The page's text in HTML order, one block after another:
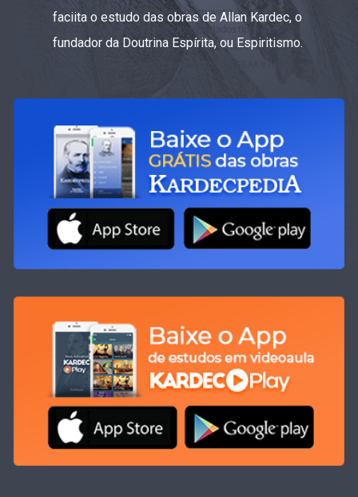
faciita o estudo das obras de Allan Kardec, o
fundador da Doutrina Espírita, ou Espiritismo.